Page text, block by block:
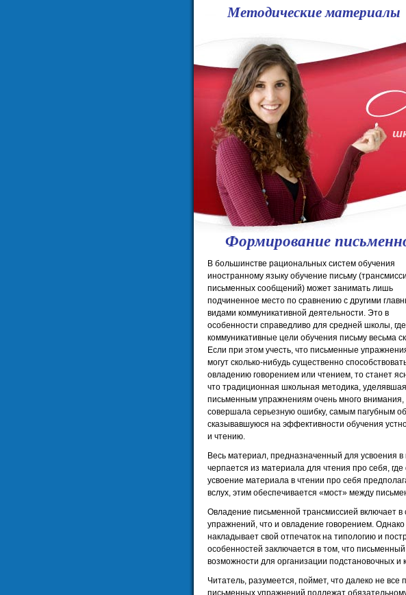
Методические материалы
Формирование
В большинстве рациональных систем обучения
иностранному языку обучение письму
письменных сообщений) может занимать лишь
подчиненное место по сравнению с другими
видами коммуникативной деятельности. Это в
особенности справедливо для средней школы, где
коммуникативные цели обучения письму весьма
Если при этом учесть, что письменные
могут сколько-нибудь существенно
овладению говорением или чтением, то станет
что традиционная школьная методика, уделявшая
письменным упражнениям очень много внимания,
совершала серьезную ошибку, самым пагубным
сказывавшуюся на эффективности обучения
и чтению.
Весь материал, предназначенный для усвоения в
черпается из материала для чтения про себя,
усвоение материала в чтении про себя
вслух, этим обеспечивается «мост» между
Овладение письменной трансмиссией включает
упражнений, что и овладение говорением.
накладывает свой отпечаток на типологию и
особенностей заключается в том, что
возможности для организации подстановочных
Читатель, разумеется, поймет, что далеко не
письменных упражнений подлежат